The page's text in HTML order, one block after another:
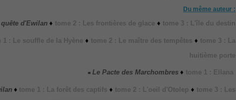
Du même auteur :
d'Ewilan ♦ tome 2 : Les frontières de glace ♦ tome 3 : L'île du destin
1 : Le souffle de la Hyène ♦ tome 2 : Le maître des tempêtes ♦ tome 3 : La
huitième porte
■ Le Pacte des Marchombres ♦ tome 1 : Ellana
♦ tome 1 : La forêt des captifs ♦ tome 2 : L'oeil d'Otolep ♦ tome 3 : Les